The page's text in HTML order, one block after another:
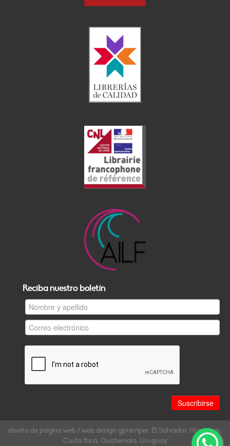
Reciba nuestro boletín
diseño de página web / web design gpremper, El Salvador, Honduras,
Costa Rica, Guatemala, Uruguay